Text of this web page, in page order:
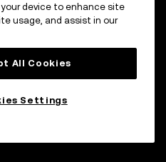
device to enhance site
usage, and assist in our
All Cookies
Settings